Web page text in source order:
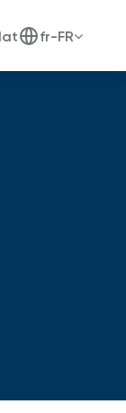
fr-FR